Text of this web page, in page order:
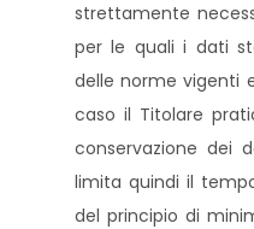
strettamente
per le quali i dati
delle norme vigenti
caso il Titolare
conservazione dei
limita quindi il
del principio di